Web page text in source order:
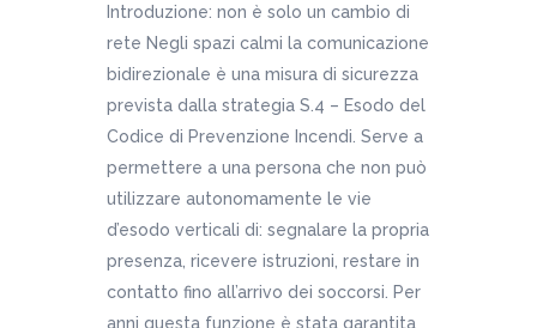
Introduzione: non è solo un cambio di
rete Negli spazi calmi la comunicazione
bidirezionale è una misura di sicurezza
prevista dalla strategia S.4 – Esodo del
Codice di Prevenzione Incendi. Serve a
permettere a una persona che non può
utilizzare autonomamente le vie
d’esodo verticali di: segnalare la propria
presenza, ricevere istruzioni, restare in
contatto fino all’arrivo dei soccorsi. Per
anni questa funzione è stata garantita